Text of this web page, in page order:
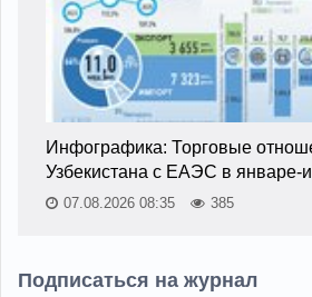
Инфографика: Торговые
Узбекистана с ЕАЭС в январе-
07.08.2026 08:35 385
Подписаться на журнал